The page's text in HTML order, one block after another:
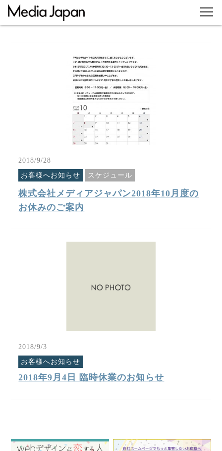
2018/9/28
お客様へお知らせ
スケジュール
株式会社メディアジャパン2018年10月度の
お休みのご案内
2018/9/3
お客様へお知らせ
2018年9月4日 臨時休業のお知らせ